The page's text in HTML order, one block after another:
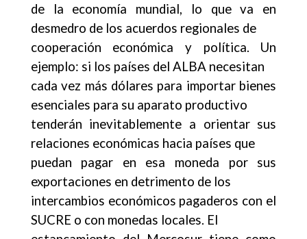
de la economía mundial, lo que va en
desmedro de los acuerdos regionales de
cooperación económica y política. Un
ejemplo: si los países del ALBA necesitan
cada vez más dólares para importar bienes
esenciales para su aparato productivo
tenderán inevitablemente a orientar sus
relaciones económicas hacia países que
puedan pagar en esa moneda por sus
exportaciones en detrimento de los
intercambios económicos pagaderos con el
SUCRE o con monedas locales. El